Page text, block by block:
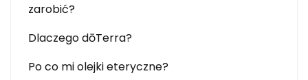
zarobić?
Dlaczego dōTerra?
Po co mi olejki eteryczne?